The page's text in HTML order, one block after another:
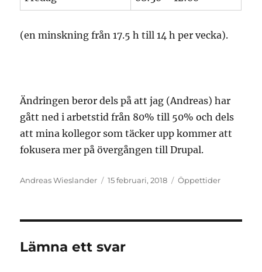
(en minskning från 17.5 h till 14 h per vecka).
Ändringen beror dels på att jag (Andreas) har
gått ned i arbetstid från 80% till 50% och dels
att mina kollegor som täcker upp kommer att
fokusera mer på övergången till Drupal.
Författare
Andreas Wieslander Postat
15 februari, 2018 Kategorier
Öppettider
Lämna ett svar